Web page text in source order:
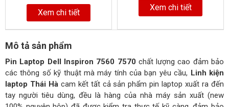
Xem chi tiết
Xem chi tiết
Mô tả sản phẩm
Pin Laptop Dell Inspiron 7560 7570 chất lượng cao đảm bảo
các thông số kỹ thuật mà máy tính của bạn yêu cầu, Linh kiện
laptop Thái Hàcam kết tất cả sản phẩm pin laptop xuất ra đến
tay người tiêu dùng, đều là hàng của nhà máy sản xuất (new